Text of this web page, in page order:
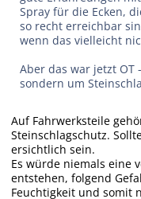
Spray für die Ecken,
so recht erreichbar
wenn das vielleicht
Aber das war jetzt OT
sondern um
Auf Fahrwerksteile
Steinschlagschutz.
ersichtlich sein.
Es würde niemals eine
entstehen, folgend
Feuchtigkeit und somit